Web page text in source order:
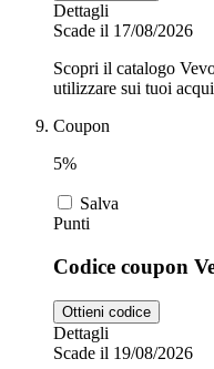
Dettagli
Scade il 17/08/2026
Scopri il catalogo
utilizzare sui tuoi
Coupon
5%
Salva
Punti
Codice coupon
Ottieni codice
Dettagli
Scade il 19/08/2026